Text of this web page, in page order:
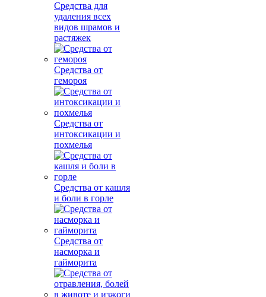
Средства для
удаления всех
видов шрамов и
растяжек
Средства от
гемороя
Средства от
интоксикации и
похмелья
Средства от кашля
и боли в горле
Средства от
насморка и
гайморита